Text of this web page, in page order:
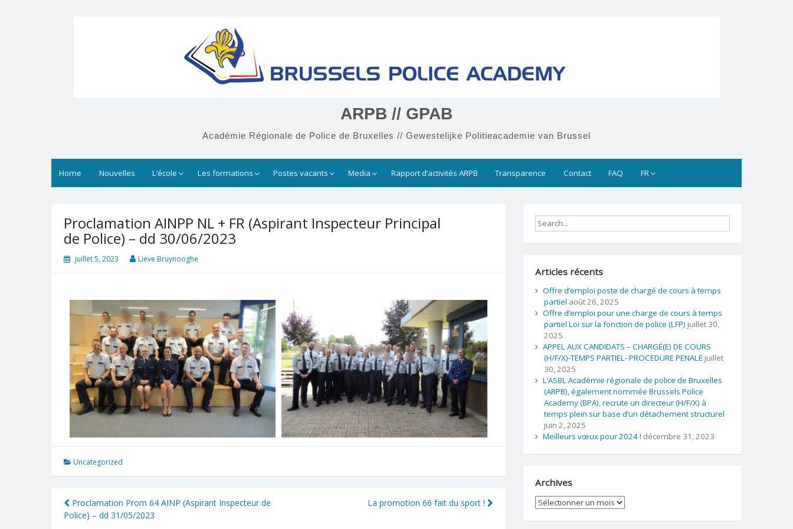
ARPB // GPAB
Académie Régionale de Police de Bruxelles // Gewestelijke Politieacademie van Brussel
Home Nouvelles L’école Les formations Postes vacants Media Rapport d’activités ARPB Transparence Contact FAQ FR
Proclamation AINPP NL + FR (Aspirant Inspecteur Principal
de Police) – dd 30/06/2023
juillet 5, 2023 Lieve Bruynooghe
Uncategorized
Proclamation Prom 64 AINP (Aspirant Inspecteur de
Police) – dd 31/05/2023
La promotion 66 fait du sport !
Articles récents
Offre d’emploi poste de chargé de cours à temps
partiel août 26, 2025
Offre d’emploi pour une charge de cours à temps
partiel Loi sur la fonction de police (LFP) juillet 30,
2025
APPEL AUX CANDIDATS – CHARGÉ(E) DE COURS
(H/F/X)-TEMPS PARTIEL- PROCEDURE PENALE juillet
30, 2025
L’ASBL Académie régionale de police de Bruxelles
(ARPB), également nommée Brussels Police
Academy (BPA), recrute un directeur (H/F/X) à
temps plein sur base d’un détachement structurel
juin 2, 2025
Meilleurs vœux pour 2024 ! décembre 31, 2023
Archives